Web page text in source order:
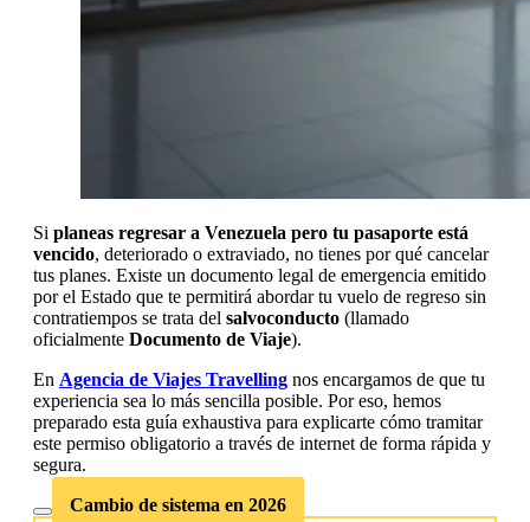
Si planeas regresar a Venezuela pero tu pasaporte está
vencido, deteriorado o extraviado, no tienes por qué cancelar
tus planes. Existe un documento legal de emergencia emitido
por el Estado que te permitirá abordar tu vuelo de regreso sin
contratiempos se trata del salvoconducto (llamado
oficialmente Documento de Viaje).
En Agencia de Viajes Travelling nos encargamos de que tu
experiencia sea lo más sencilla posible. Por eso, hemos
preparado esta guía exhaustiva para explicarte cómo tramitar
este permiso obligatorio a través de internet de forma rápida y
segura.
Cambio de sistema en 2026